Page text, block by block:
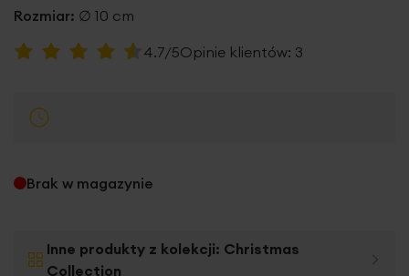
Rozmiar: ∅ 10 cm
Ocena:
4.7/5Opinie klientów: 3
Brak w magazynie
Inne produkty z kolekcji: Christmas
Collection